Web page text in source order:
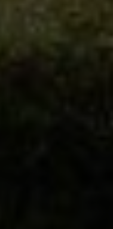
werden, bedarf
keiner manuellen